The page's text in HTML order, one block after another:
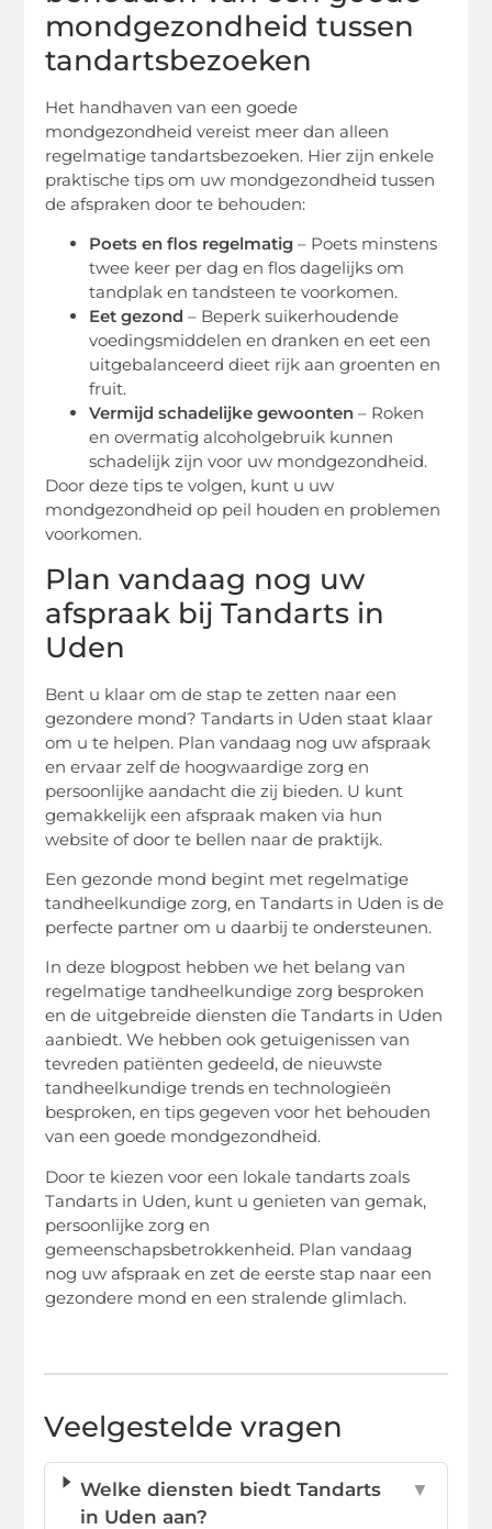
mondgezondheid tussen
tandartsbezoeken
Het handhaven van een goede
mondgezondheid vereist meer dan alleen
regelmatige tandartsbezoeken. Hier zijn enkele
praktische tips om uw mondgezondheid tussen
de afspraken door te behouden:
Poets en flos regelmatig – Poets minstens
twee keer per dag en flos dagelijks om
tandplak en tandsteen te voorkomen.
Eet gezond – Beperk suikerhoudende
voedingsmiddelen en dranken en eet een
uitgebalanceerd dieet rijk aan groenten en
fruit.
Vermijd schadelijke gewoonten – Roken
en overmatig alcoholgebruik kunnen
schadelijk zijn voor uw mondgezondheid.
Door deze tips te volgen, kunt u uw
mondgezondheid op peil houden en problemen
voorkomen.
Plan vandaag nog uw
afspraak bij Tandarts in
Uden
Bent u klaar om de stap te zetten naar een
gezondere mond? Tandarts in Uden staat klaar
om u te helpen. Plan vandaag nog uw afspraak
en ervaar zelf de hoogwaardige zorg en
persoonlijke aandacht die zij bieden. U kunt
gemakkelijk een afspraak maken via hun
website of door te bellen naar de praktijk.
Een gezonde mond begint met regelmatige
tandheelkundige zorg, en Tandarts in Uden is de
perfecte partner om u daarbij te ondersteunen.
In deze blogpost hebben we het belang van
regelmatige tandheelkundige zorg besproken
en de uitgebreide diensten die Tandarts in Uden
aanbiedt. We hebben ook getuigenissen van
tevreden patiënten gedeeld, de nieuwste
tandheelkundige trends en technologieën
besproken, en tips gegeven voor het behouden
van een goede mondgezondheid.
Door te kiezen voor een lokale tandarts zoals
Tandarts in Uden, kunt u genieten van gemak,
persoonlijke zorg en
gemeenschapsbetrokkenheid. Plan vandaag
nog uw afspraak en zet de eerste stap naar een
gezondere mond en een stralende glimlach.
Veelgestelde vragen
Welke diensten biedt Tandarts
in Uden aan?
▼